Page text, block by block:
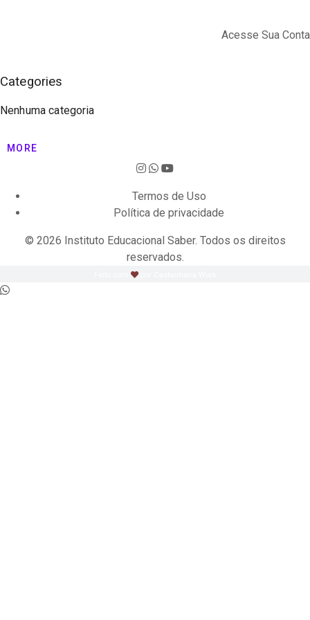
Acesse Sua Conta
Categories
Nenhuma categoria
MORE
Termos de Uso
Política de privacidade
© 2026 Instituto Educacional Saber. Todos os direitos
reservados.
por Castanheira.Work